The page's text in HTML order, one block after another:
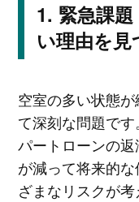
緊急課
い理由を見
空室の多い状態
て深刻な問題で
パートローンの
が減って将来的
ざまなリスクが考